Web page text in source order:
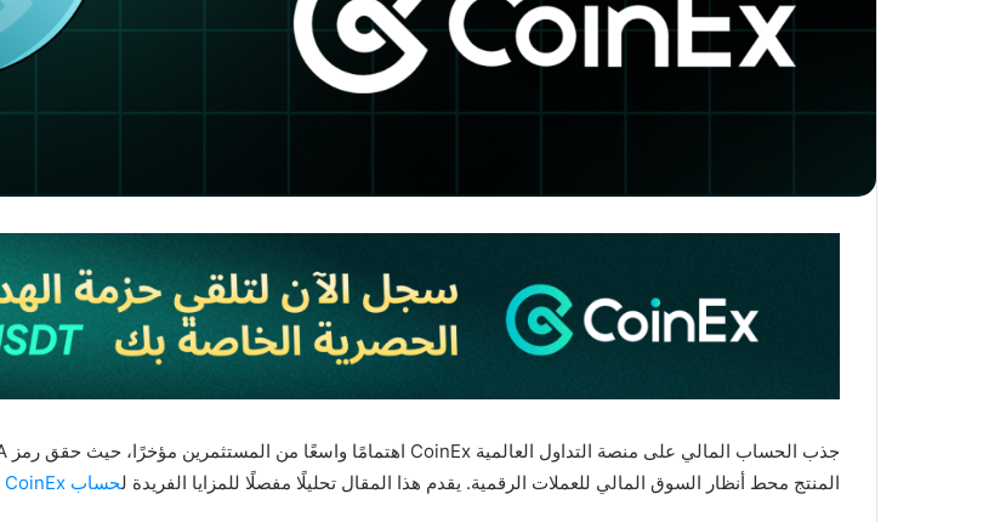
المنتج محط أنظار السوق المالي للعملات الرقمية. يقدم هذا المقال تحليلًا مفصلًا للمزايا الفريدة لحساب CoinEx